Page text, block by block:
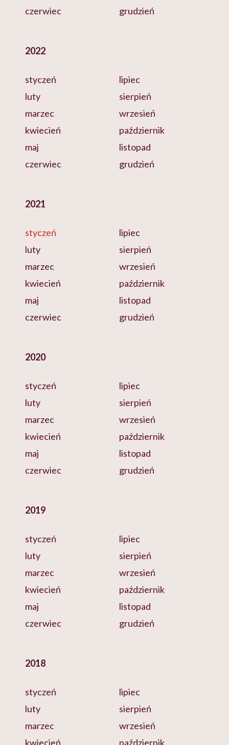
czerwiec
grudzień
2022
styczeń
luty
marzec
kwiecień
maj
czerwiec
lipiec
sierpień
wrzesień
październik
listopad
grudzień
2021
styczeń
luty
marzec
kwiecień
maj
czerwiec
lipiec
sierpień
wrzesień
październik
listopad
grudzień
2020
styczeń
luty
marzec
kwiecień
maj
czerwiec
lipiec
sierpień
wrzesień
październik
listopad
grudzień
2019
styczeń
luty
marzec
kwiecień
maj
czerwiec
lipiec
sierpień
wrzesień
październik
listopad
grudzień
2018
styczeń
luty
marzec
kwiecień
lipiec
sierpień
wrzesień
październik